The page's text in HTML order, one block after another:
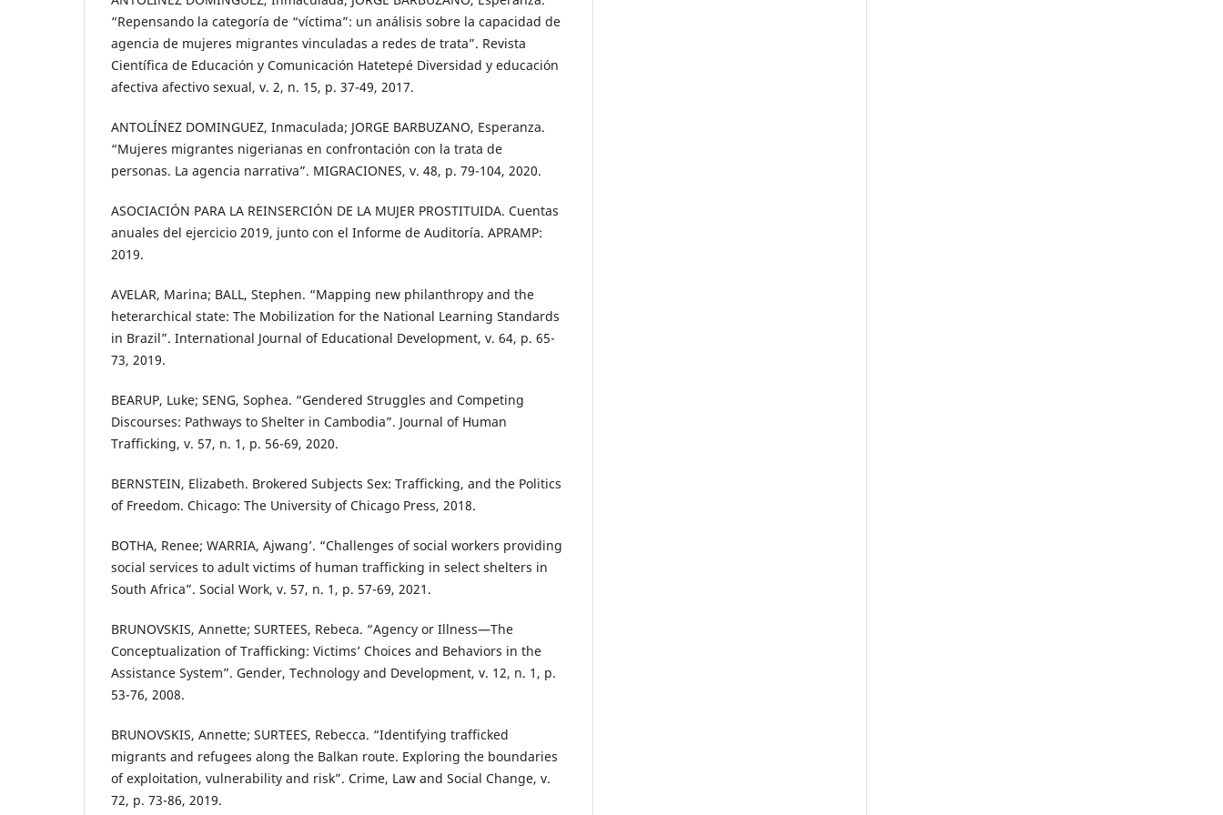
“Repensando la categoría de “víctima”: un análisis sobre la capacidad de
agencia de mujeres migrantes vinculadas a redes de trata”. Revista
Científica de Educación y Comunicación Hatetepé Diversidad y educación
afectiva afectivo sexual, v. 2, n. 15, p. 37-49, 2017.
ANTOLÍNEZ DOMINGUEZ, Inmaculada; JORGE BARBUZANO, Esperanza.
“Mujeres migrantes nigerianas en confrontación con la trata de
personas. La agencia narrativa”. MIGRACIONES, v. 48, p. 79-104, 2020.
ASOCIACIÓN PARA LA REINSERCIÓN DE LA MUJER PROSTITUIDA. Cuentas
anuales del ejercicio 2019, junto con el Informe de Auditoría. APRAMP:
2019.
AVELAR, Marina; BALL, Stephen. “Mapping new philanthropy and the
heterarchical state: The Mobilization for the National Learning Standards
in Brazil”. International Journal of Educational Development, v. 64, p. 65-
73, 2019.
BEARUP, Luke; SENG, Sophea. “Gendered Struggles and Competing
Discourses: Pathways to Shelter in Cambodia”. Journal of Human
Trafficking, v. 57, n. 1, p. 56-69, 2020.
BERNSTEIN, Elizabeth. Brokered Subjects Sex: Trafficking, and the Politics
of Freedom. Chicago: The University of Chicago Press, 2018.
BOTHA, Renee; WARRIA, Ajwang’. “Challenges of social workers providing
social services to adult victims of human trafficking in select shelters in
South Africa”. Social Work, v. 57, n. 1, p. 57-69, 2021.
BRUNOVSKIS, Annette; SURTEES, Rebeca. “Agency or Illness—The
Conceptualization of Trafficking: Victims’ Choices and Behaviors in the
Assistance System”. Gender, Technology and Development, v. 12, n. 1, p.
53-76, 2008.
BRUNOVSKIS, Annette; SURTEES, Rebecca. “Identifying trafficked
migrants and refugees along the Balkan route. Exploring the boundaries
of exploitation, vulnerability and risk”. Crime, Law and Social Change, v.
72, p. 73-86, 2019.